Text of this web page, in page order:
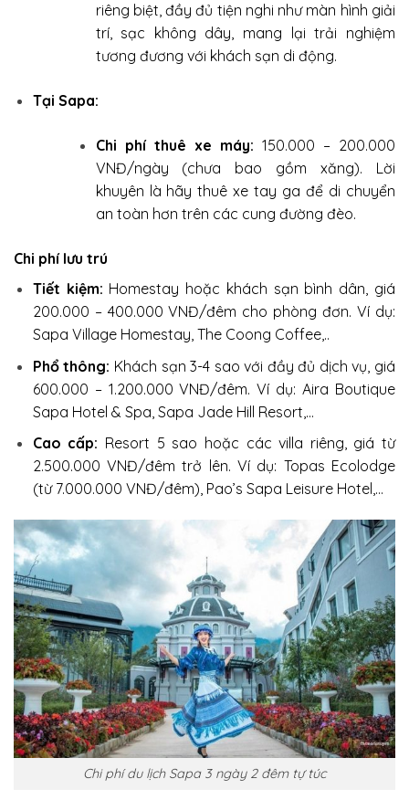
riêng biệt, đầy đủ tiện nghi như màn hình giải
trí, sạc không dây, mang lại trải nghiệm
tương đương với khách sạn di động.
Tại Sapa:
Chi phí thuê xe máy: 150.000 – 200.000
VNĐ/ngày (chưa bao gồm xăng). Lời
khuyên là hãy thuê xe tay ga để di chuyển
an toàn hơn trên các cung đường đèo.
Chi phí lưu trú
Tiết kiệm: Homestay hoặc khách sạn bình dân, giá
200.000 – 400.000 VNĐ/đêm cho phòng đơn. Ví dụ:
Sapa Village Homestay, The Coong Coffee,..
Phổ thông: Khách sạn 3-4 sao với đầy đủ dịch vụ, giá
600.000 – 1.200.000 VNĐ/đêm. Ví dụ: Aira Boutique
Sapa Hotel & Spa, Sapa Jade Hill Resort,…
Cao cấp: Resort 5 sao hoặc các villa riêng, giá từ
2.500.000 VNĐ/đêm trở lên. Ví dụ: Topas Ecolodge
(từ 7.000.000 VNĐ/đêm), Pao’s Sapa Leisure Hotel,…
Chi phí du lịch Sapa 3 ngày 2 đêm tự túc